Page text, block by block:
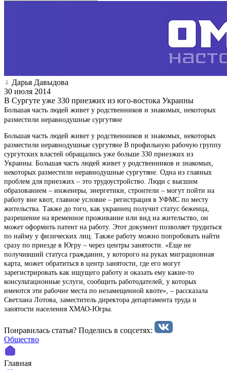
Дарья Давыдова
30 июля 2014
В Сургуте уже 330 приезжих из юго-востока Украины
Большая часть людей живет у родственников и знакомых, некоторых
разместили неравнодушные сургутяне
Большая часть людей живет у родственников и знакомых, некоторых
разместили неравнодушные сургутяне В профильную рабочую группу
сургутских властей обращались уже больше 330 приезжих из
Украины. Большая часть людей живет у родственников и знакомых,
некоторых разместили неравнодушные сургутяне. Одна из главных
проблем для приезжих – это трудоустройство. Люди с высшим
образованием – инженеры, энергетики, строители – могут пойти на
работу вне квот, главное условие – регистрация в УФМС по месту
жительства. Также до того, как украинец получит статус беженца,
разрешение на временное проживание или вид на жительство, он
может оформить патент на работу. Этот документ позволяет трудиться
по найму у физических лиц. Также работу можно попробовать найти
сразу по приезде в Югру – через центры занятости. «Еще не
получивший статуса гражданин, у которого на руках миграционная
карта, может обратиться в центр занятости, где его могут
зарегистрировать как ищущего работу и оказать ему какие-то
консультационные услуги, сообщить работодателей, у которых
имеются эти рабочие места по незамещенной квоте», – рассказала
Светлана Лотова, заместитель директора департамента труда и
занятости населения ХМАО-Югры.
Понравилась статья? Поделиcь в соцсетях:
Общество
Главная